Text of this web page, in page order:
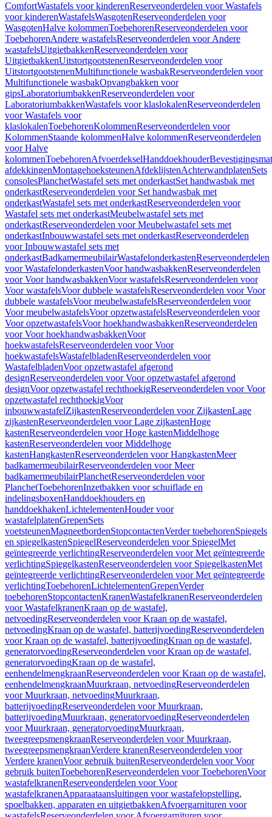
ComfortWastafels voor kinderenReserveonderdelen voor Wastafels
voor kinderenWastafelsWasgotenReserveonderdelen voor
WasgotenHalve kolommenToebehorenReserveonderdelen voor
ToebehorenAndere wastafelsReserveonderdelen voor Andere
wastafelsUitgietbakkenReserveonderdelen voor
UitgietbakkenUitstortgootstenenReserveonderdelen voor
UitstortgootstenenMultifunctionele wasbakReserveonderdelen voor
Multifunctionele wasbakOpvangbakken voor
gipsLaboratoriumbakkenReserveonderdelen voor
LaboratoriumbakkenWastafels voor klaslokalenReserveonderdelen
voor Wastafels voor
klaslokalenToebehorenKolommenReserveonderdelen voor
KolommenStaande kolommenHalve kolommenReserveonderdelen
voor Halve
kolommenToebehorenAfvoerdekselHanddoekhouder
afdekkingenMontagehoeksteunenAfdeklijstenAchterwandplatenSets
consolesPlanchetWastafel sets met onderkastSet handwasbak met
onderkastReserveonderdelen voor Set handwasbak met
onderkastWastafel sets met onderkastReserveonderdelen voor
Wastafel sets met onderkastMeubelwastafel sets met
onderkastReserveonderdelen voor Meubelwastafel sets met
onderkastInbouwwastafel sets met onderkastReserveonderdelen
voor Inbouwwastafel sets met
onderkastBadkamermeubilairWastafelonderkastenReserveonderdelen
voor WastafelonderkastenVoor handwasbakkenReserveonderdelen
voor Voor handwasbakkenVoor wastafelsReserveonderdelen voor
Voor wastafelsVoor dubbele wastafelsReserveonderdelen voor Voor
dubbele wastafelsVoor meubelwastafelsReserveonderdelen voor
Voor meubelwastafelsVoor opzetwastafelsReserveonderdelen voor
Voor opzetwastafelsVoor hoekhandwasbakkenReserveonderdelen
voor Voor hoekhandwasbakkenVoor
hoekwastafelsReserveonderdelen voor Voor
hoekwastafelsWastafelbladenReserveonderdelen voor
WastafelbladenVoor opzetwastafel afgerond
designReserveonderdelen voor Voor opzetwastafel afgerond
designVoor opzetwastafel rechthoekigReserveonderdelen voor Voor
opzetwastafel rechthoekigVoor
inbouwwastafelZijkastenReserveonderdelen voor ZijkastenLage
zijkastenReserveonderdelen voor Lage zijkastenHoge
kastenReserveonderdelen voor Hoge kastenMiddelhoge
kastenReserveonderdelen voor Middelhoge
kastenHangkastenReserveonderdelen voor HangkastenMeer
badkamermeubilairReserveonderdelen voor Meer
badkamermeubilairPlanchetReserveonderdelen voor
PlanchetToebehorenInzetbakken voor schuiflade en
indelingsboxenHanddoekhouders en
handdoekhakenLichtelementenHouder voor
wastafelplatenGrepenSets
voetsteunenMagneetbordenStopcontactenVerder toebehorenSpiegels
en spiegelkastenSpiegelReserveonderdelen voor SpiegelMet
geïntegreerde verlichtingReserveonderdelen voor Met geïntegreerde
verlichtingSpiegelkastenReserveonderdelen voor SpiegelkastenMet
geïntegreerde verlichtingReserveonderdelen voor Met geïntegreerde
verlichtingToebehorenLichtelementenGrepenVerder
toebehorenStopcontactenKranenWastafelkranenReserveonderdelen
voor WastafelkranenKraan op de wastafel,
netvoedingReserveonderdelen voor Kraan op de wastafel,
netvoedingKraan op de wastafel, batterijvoedingReserveonderdelen
voor Kraan op de wastafel, batterijvoedingKraan op de wastafel,
generatorvoedingReserveonderdelen voor Kraan op de wastafel,
generatorvoedingKraan op de wastafel,
eenhendelmengkraanReserveonderdelen voor Kraan op de wastafel,
eenhendelmengkraanMuurkraan, netvoedingReserveonderdelen
voor Muurkraan, netvoedingMuurkraan,
batterijvoedingReserveonderdelen voor Muurkraan,
batterijvoedingMuurkraan, generatorvoedingReserveonderdelen
voor Muurkraan, generatorvoedingMuurkraan,
tweegreepsmengkraanReserveonderdelen voor Muurkraan,
tweegreepsmengkraanVerdere kranenReserveonderdelen voor
Verdere kranenVoor gebruik buitenReserveonderdelen voor Voor
gebruik buitenToebehorenReserveonderdelen voor ToebehorenVoor
wastafelkranenReserveonderdelen voor Voor
wastafelkranenApparaataansluitingen voor wastafelopstelling,
spoelbakken, apparaten en uitgietbakkenAfvoergarnituren voor